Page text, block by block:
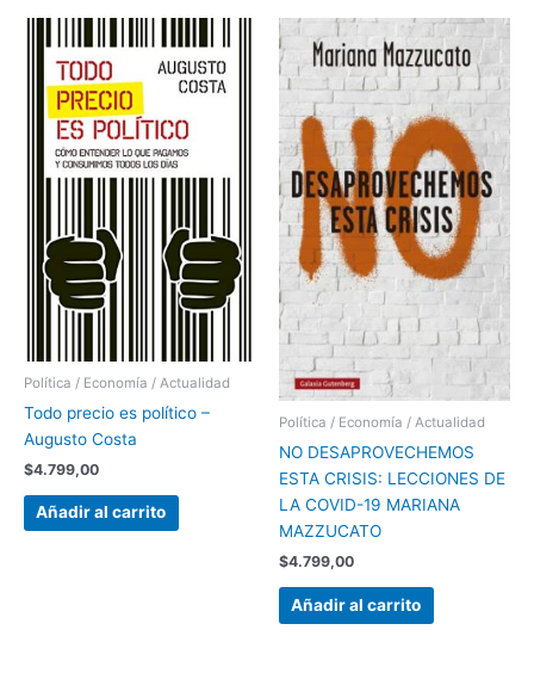
Política / Economía / Actualidad
Todo precio es político –
Augusto Costa
$4.799,00
Añadir al carrito
Política / Economía / Actualidad
NO DESAPROVECHEMOS
ESTA CRISIS: LECCIONES DE
LA COVID-19 MARIANA
MAZZUCATO
$4.799,00
Añadir al carrito